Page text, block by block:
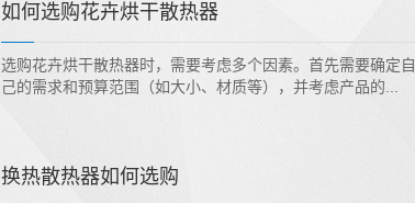
如何选购花卉烘干散热器
选购花卉烘干散热器时，需要考虑多个因素。首先需要确定自
己的需求和预算范围（如大小、材质等），并考虑产品的...
换热散热器如何选购